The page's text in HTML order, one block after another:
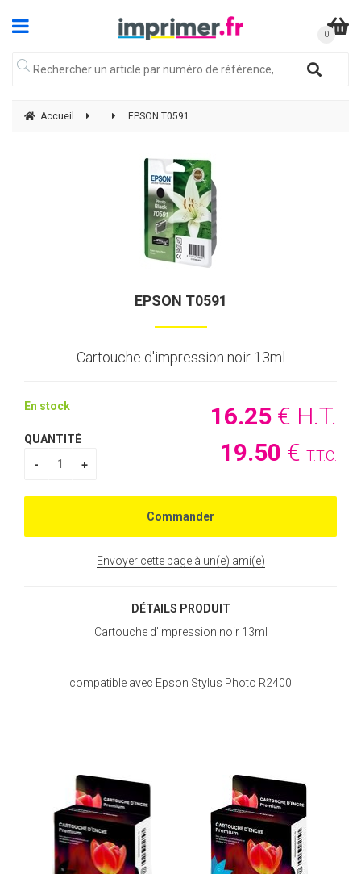
Accueil EPSON T0591
EPSON T0591
Cartouche d'impression noir 13ml
16.25 € H.T.
19.50 € T.T.C.
En stock
QUANTITÉ
Envoyer cette page à un(e) ami(e)
DÉTAILS PRODUIT
Cartouche d'impression noir 13ml
compatible avec Epson Stylus Photo R2400